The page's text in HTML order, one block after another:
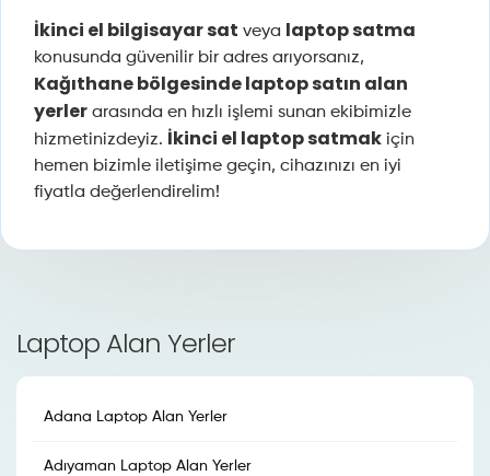
İkinci el bilgisayar sat veya laptop satma
konusunda güvenilir bir adres arıyorsanız,
Kağıthane bölgesinde laptop satın alan
yerler arasında en hızlı işlemi sunan ekibimizle
hizmetinizdeyiz. İkinci el laptop satmak için
hemen bizimle iletişime geçin, cihazınızı en iyi
fiyatla değerlendirelim!
Laptop Alan Yerler
Adana Laptop Alan Yerler
Adıyaman Laptop Alan Yerler